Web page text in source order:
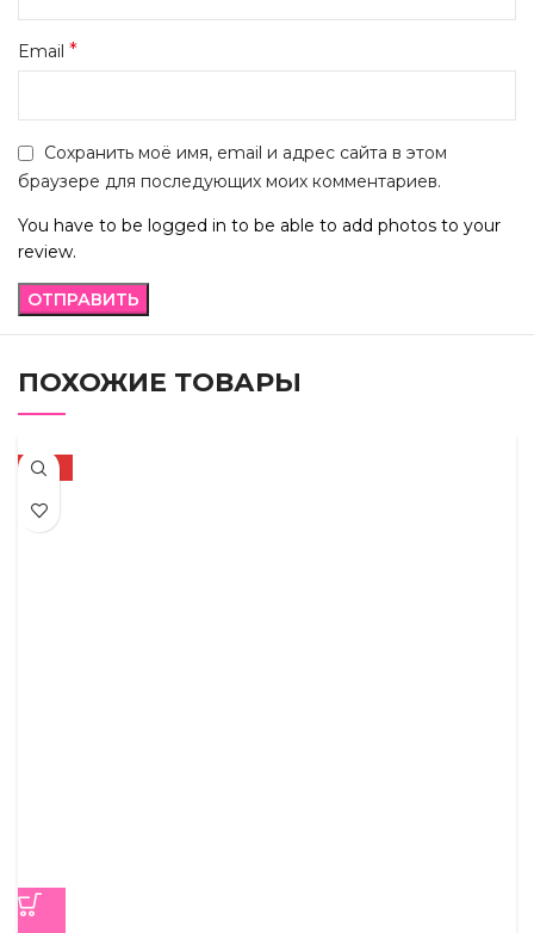
Email *
Сохранить моё имя, email и адрес сайта в этом
браузере для последующих моих комментариев.
You have to be logged in to be able to add photos to your
review.
ПОХОЖИЕ ТОВАРЫ
-10%